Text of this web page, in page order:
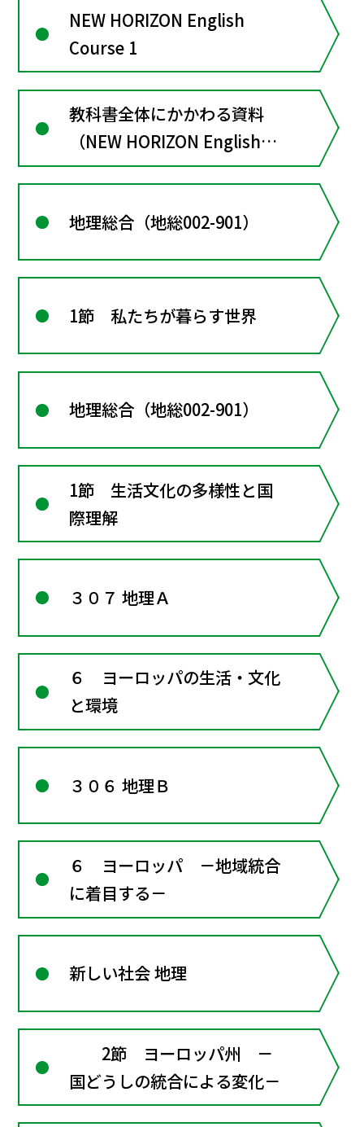
NEW HORIZON English
Course 1
教科書全体にかかわる資料
（NEW HORIZON English
Course１）
地理総合（地総002-901）
1節 私たちが暮らす世界
地理総合（地総002-901）
1節 生活文化の多様性と国
際理解
３０７ 地理Ａ
６ ヨーロッパの生活・文化
と環境
３０６ 地理Ｂ
６ ヨーロッパ －地域統合
に着目する－
新しい社会 地理
2節 ヨーロッパ州 －
国どうしの統合による変化－